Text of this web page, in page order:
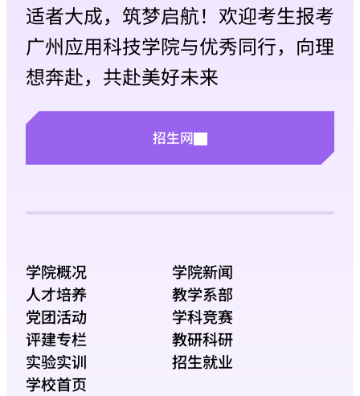
适者大成，筑梦启航！欢迎考生报考
广州应用科技学院与优秀同行，向理
想奔赴，共赴美好未来
招生网
学院概况
学院新闻
人才培养
教学系部
党团活动
学科竞赛
评建专栏
教研科研
实验实训
招生就业
学校首页